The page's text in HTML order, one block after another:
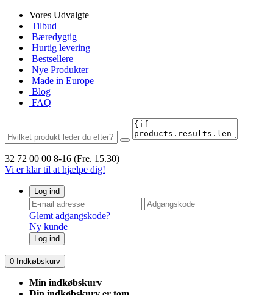
Vores Udvalgte
Tilbud
Bæredygtig
Hurtig levering
Bestsellere
Nye Produkter
Made in Europe
Blog
FAQ
32 72 00 00 8-16 (Fre. 15.30)
Vi er klar til at hjælpe dig!
Log ind
Glemt adgangskode?
Ny kunde
Log ind
0 Indkøbskurv
Min indkøbskurv